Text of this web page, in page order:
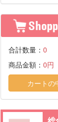
合計数量： 0
商品金額： 0円
カートの